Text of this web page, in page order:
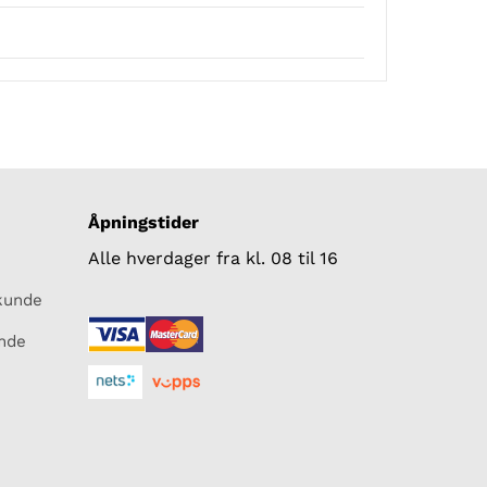
Åpningstider
Alle hverdager fra kl. 08 til 16